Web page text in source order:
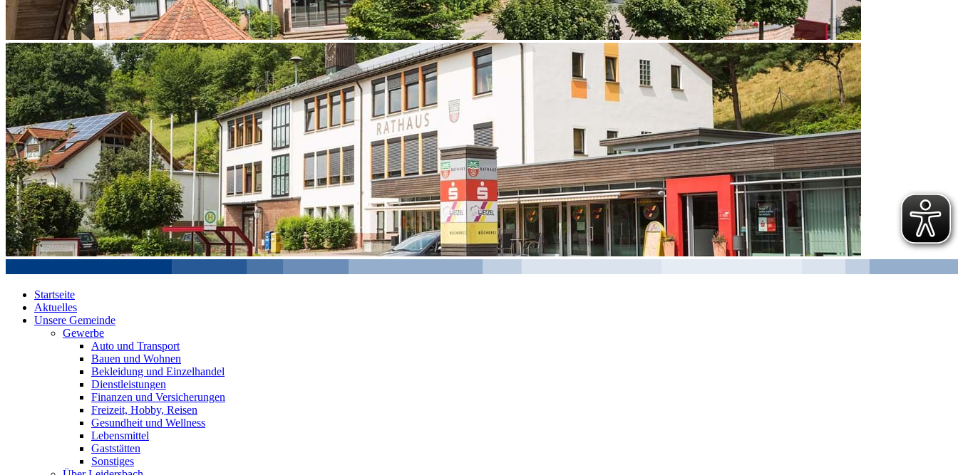
Startseite
Aktuelles
Unsere Gemeinde
Gewerbe
Auto und Transport
Bauen und Wohnen
Bekleidung und Einzelhandel
Dienstleistungen
Finanzen und Versicherungen
Freizeit, Hobby, Reisen
Gesundheit und Wellness
Lebensmittel
Gaststätten
Sonstiges